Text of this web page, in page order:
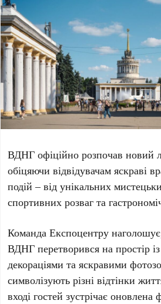
ВДНГ офіційно розпочав новий
обіцяючи відвідувачам яскраві
подій – від унікальних
спортивних розваг та
Команда Експоцентру
ВДНГ перетворився на простір
декораціями та яскравими
символізують різні відтінки
вході гостей зустрічає оновлена